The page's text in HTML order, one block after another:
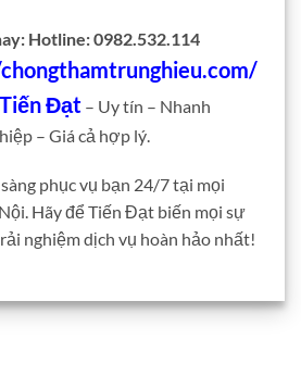
Hotline: 0982.532.114
Đạt – Uy tín – Nhanh
– Giá cả hợp lý.
phục vụ bạn 24/7 tại mọi
Hãy để Tiến Đạt biến mọi sự
nghiệm dịch vụ hoàn hảo nhất!